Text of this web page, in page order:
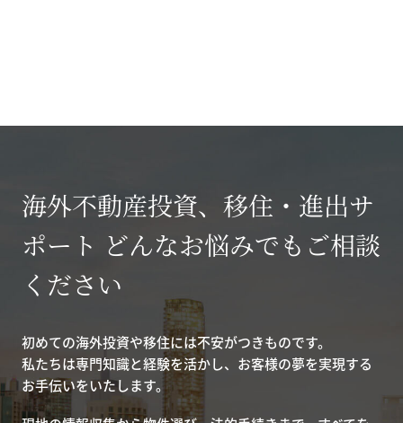
海外不動産投資、移住・進出サ
ポート どんなお悩みでもご相談
ください
初めての海外投資や移住には不安がつきものです。
私たちは専門知識と経験を活かし、お客様の夢を実現する
お手伝いをいたします。